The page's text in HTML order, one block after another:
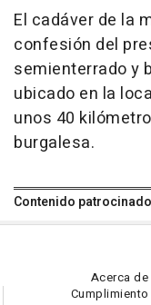
El cadáver de la
confesión del
semienterrado y
ubicado en la
unos 40
burgalesa.
Contenido patrocinado
Acerca